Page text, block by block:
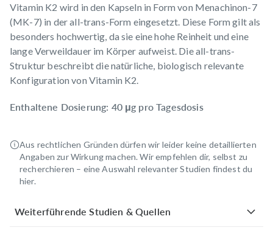
Vitamin K2 wird in den Kapseln in Form von Menachinon-7
(MK-7) in der all-trans-Form eingesetzt. Diese Form gilt als
besonders hochwertig, da sie eine hohe Reinheit und eine
lange Verweildauer im Körper aufweist. Die all-trans-
Struktur beschreibt die natürliche, biologisch relevante
Konfiguration von Vitamin K2.
Enthaltene Dosierung: 40 μg pro Tagesdosis
Aus rechtlichen Gründen dürfen wir leider keine detaillierten
Angaben zur Wirkung machen. Wir empfehlen dir, selbst zu
recherchieren – eine Auswahl relevanter Studien findest du
hier.
Weiterführende Studien & Quellen